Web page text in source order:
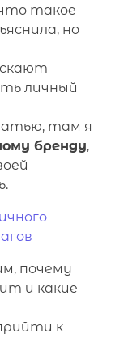
такое
но
личный
там я
бренду,
почему
и какие
к